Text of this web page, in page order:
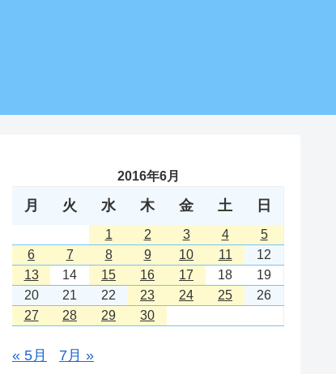
2016年6月
月 火 水 木 金 土 日
1 2 3 4
5
6
7 8 9 10 11
12
13
14 15 16 17 18
19
20
21 22 23 24 25
26
27
28 29 30
« 5月 7月 »